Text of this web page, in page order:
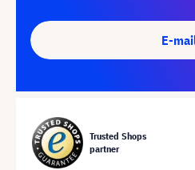
E-
Trusted Shops
partner